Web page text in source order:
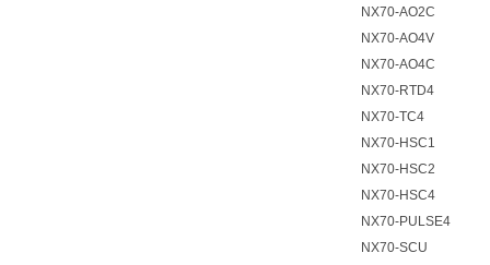
NX70-AO2C
NX70-AO4V
NX70-AO4C
NX70-RTD4
NX70-TC4
NX70-HSC1
NX70-HSC2
NX70-HSC4
NX70-PULSE4
NX70-SCU